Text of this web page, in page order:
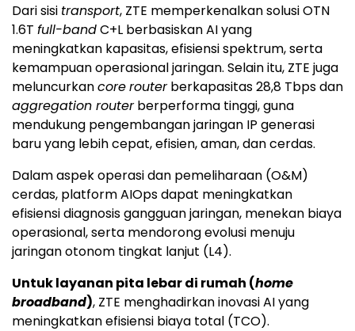
Dari sisi transport, ZTE memperkenalkan solusi OTN
1.6T full-bandC+L berbasiskan AI yang
meningkatkan kapasitas, efisiensi spektrum, serta
kemampuan operasional jaringan. Selain itu, ZTE juga
meluncurkancorerouterberkapasitas 28,8 Tbps dan
aggregation routerberperforma tinggi, guna
mendukung pengembangan jaringan IP generasi
baru yang lebih cepat, efisien, aman, dan cerdas.
Dalam aspek operasi dan pemeliharaan (O&M)
cerdas, platform AIOps dapat meningkatkan
efisiensi diagnosis gangguan jaringan, menekan biaya
operasional, serta mendorong evolusi menuju
jaringan otonom tingkat lanjut (L4).
Untuk layanan pita lebar di rumah (home
broadband), ZTE menghadirkan inovasi AI yang
meningkatkan efisiensi biaya total (TCO).